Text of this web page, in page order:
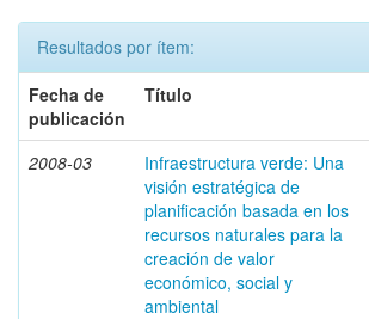
Resultados por ítem:
Fecha de
publicación
Título
2008-03
Infraestructura verde: Una
visión estratégica de
planificación basada en los
recursos naturales para la
creación de valor
económico, social y
ambiental